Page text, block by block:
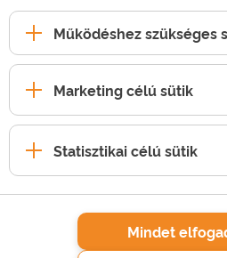
Működéshez szükséges
Marketing célú sütik
Statisztikai célú sütik
Mindet
Mielőtt az üzenetben
bizonyosodj meg arról,
szolgáltató hivatalos
semmiképp ne nyisd meg a
A mobilkészülékeken nem
forrásból származó
engedélyezése. Ezen felül
készülékeden biztonsági
blokkolja az ehhez